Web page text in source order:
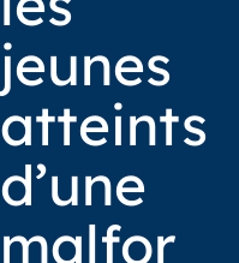
jeunes
atteints
d’une
malfor